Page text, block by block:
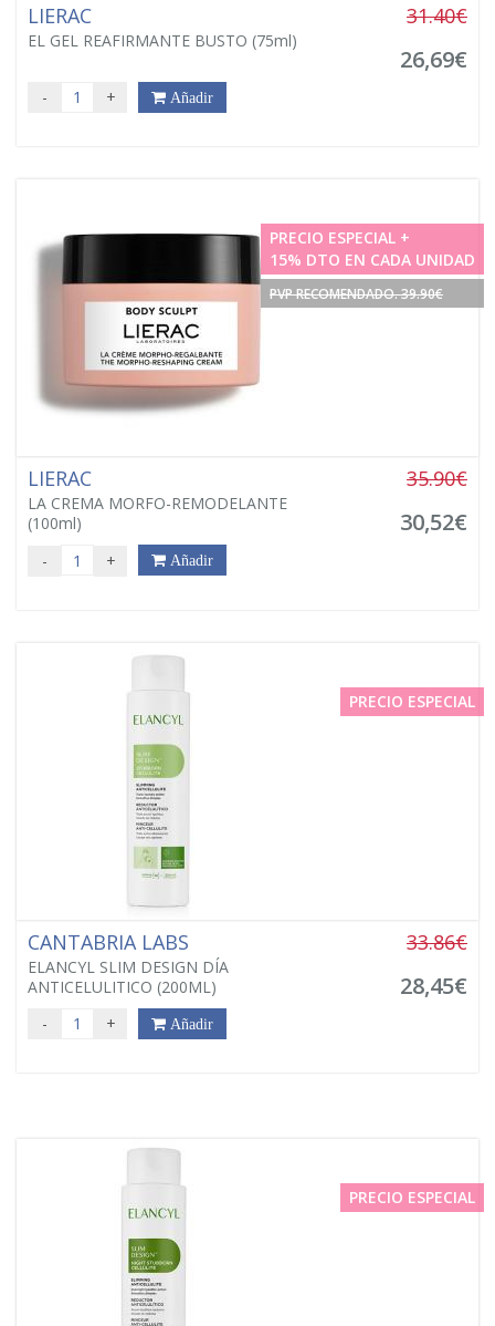
LIERAC
EL GEL REAFIRMANTE BUSTO (75ml)
31.40€
26,69€
- + Añadir
PRECIO ESPECIAL +
15% DTO EN CADA UNIDAD
PVP RECOMENDADO. 39.90€
LIERAC
LA CREMA MORFO-REMODELANTE
(100ml)
35.90€
30,52€
- + Añadir
PRECIO ESPECIAL
CANTABRIA LABS
ELANCYL SLIM DESIGN DÍA
ANTICELULITICO (200ML)
33.86€
28,45€
- + Añadir
PRECIO ESPECIAL